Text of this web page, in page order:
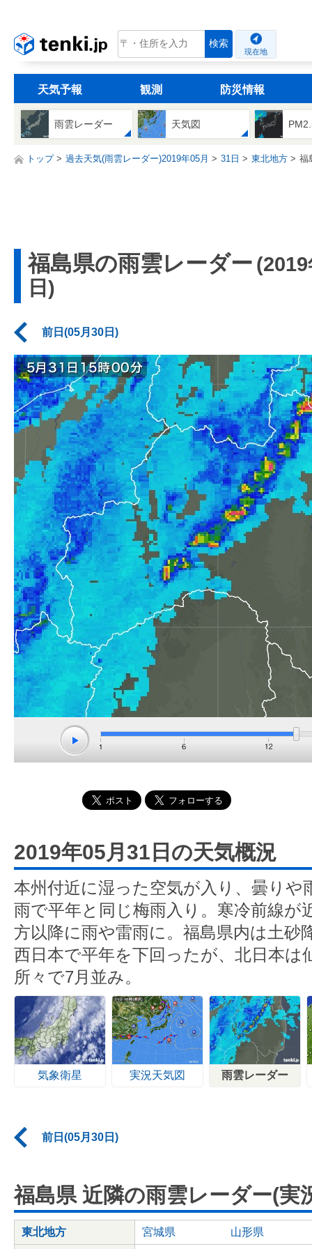
tenki.jp 検索
現在地
天気予報 観測 防災情報
雨雲レーダー 天気図
トップ 過去天気(雨雲レーダー)2019年05月 31日 東北地方 福
福島県の雨雲レーダー
日)
前日(05月30日)
2019年05月31日の天気概況
本州付近に湿った空気が入り、曇りや
雨で平年と同じ梅雨入り。寒冷前線が
方以降に雨や雷雨に。福島県内は土砂
西日本で平年を下回ったが、北日本は
所々で7月並み。
気象衛星 実況天気図 雨雲レーダー
前日(05月30日)
福島県 近隣の雨雲レーダー(実
東北地方 宮城県 山形県